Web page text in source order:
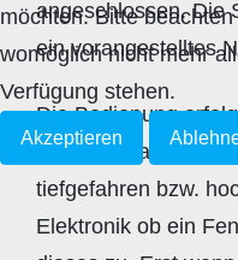
angeschlossen. Die
ein vorangestelltes
Die Bedienung
und/oder
tiefgefahren bzw.
Elektronik ob ein
möchten. Bitte
womöglich nicht mehr
Verfügung stehen.
Akzeptieren